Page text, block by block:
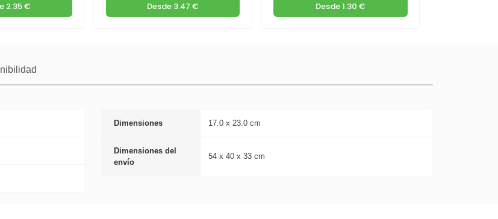
2.35 € Desde 3.47 € Desde1.30 €
Dimensiones 17.0 x 23.0 cm
Dimensiones del
envío
54 x 40 x 33 cm